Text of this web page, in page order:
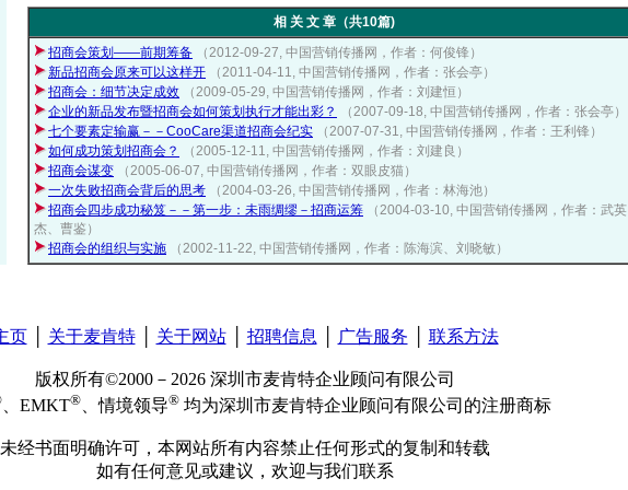
相 关 文 章（共10篇)
招商会策划——前期筹备
（2012-09-27, 中国营销传播网，作者：何俊锋）
新品招商会原来可以这样开
（2011-04-11, 中国营销传播网，作者：张会亭）
招商会：细节决定成效
（2009-05-29, 中国营销传播网，作者：刘建恒）
企业的新品发布暨招商会如何策划执行才能出彩？
（2007-09-18, 中国营销传播网，作者：张会亭）
七个要素定输赢－－CooCare渠道招商会纪实
（2007-07-31, 中国营销传播网，作者：王利锋）
如何成功策划招商会？
（2005-12-11, 中国营销传播网，作者：刘建良）
招商会谋变
（2005-06-07, 中国营销传播网，作者：双眼皮猫）
一次失败招商会背后的思考
（2004-03-26, 中国营销传播网，作者：林海池）
招商会四步成功秘笈－－第一步：未雨绸缪－招商运筹
（2004-03-10, 中国营销传播网，作者：武英
杰、曹鉴）
招商会的组织与实施
（2002-11-22, 中国营销传播网，作者：陈海滨、刘晓敏）
页│ 关于麦肯特│ 关于网站│ 招聘信息 广告服务 联系方法
版权所有©2000－2026 深圳市麦肯特企业顾问有限公司
、EMKT® 、情境领导® 均为深圳市麦肯特企业顾问有限公司的注册商标
未经书面明确许可，本网站所有内容禁止任何形式的复制和转载
如有任何意见或建议，欢迎与我们联系